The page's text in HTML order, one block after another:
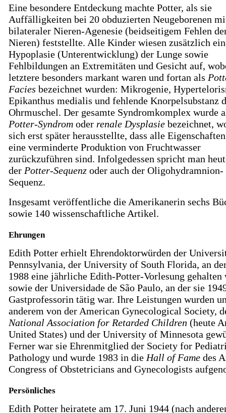
Eine besondere Entdeckung machte Potter, als sie
Auffälligkeiten bei 20 obduzierten Neugeborenen
bilateraler Nieren-Agenesie (beidseitigem Fehlen
Nieren) feststellte. Alle Kinder wiesen zusätzlich
Hypoplasie (Unterentwicklung) der Lunge sowie
Fehlbildungen an Extremitäten und Gesicht auf,
letztere besonders markant waren und fortan als
Facies bezeichnet wurden: Mikrogenie,
Epikanthus medialis und fehlende Knorpelsubstanz
Ohrmuschel. Der gesamte Syndromkomplex wurde
Potter-Syndrom oder renale Dysplasie bezeichnet,
sich erst später herausstellte, dass alle
eine verminderte Produktion von Fruchtwasser
zurückzuführen sind. Infolgedessen spricht man
der Potter-Sequenz oder auch der Oligohydramnion-
Sequenz.
Insgesamt veröffentliche die Amerikanerin sechs
sowie 140 wissenschaftliche Artikel.
Ehrungen
Edith Potter erhielt Ehrendoktorwürden der
Pennsylvania, der University of South Florida, an
1988 eine jährliche Edith-Potter-Vorlesung gehalten
sowie der Universidade de São Paulo, an der sie
Gastprofessorin tätig war. Ihre Leistungen wurden
anderem von der American Gynecological Society,
National Association for Retarded Children (heute
United States) und der University of Minnesota
Ferner war sie Ehrenmitglied der Society for
Pathology und wurde 1983 in die Hall of Fame des
Congress of Obstetricians and Gynecologists
Persönliches
Edith Potter heiratete am 17. Juni 1944 (nach